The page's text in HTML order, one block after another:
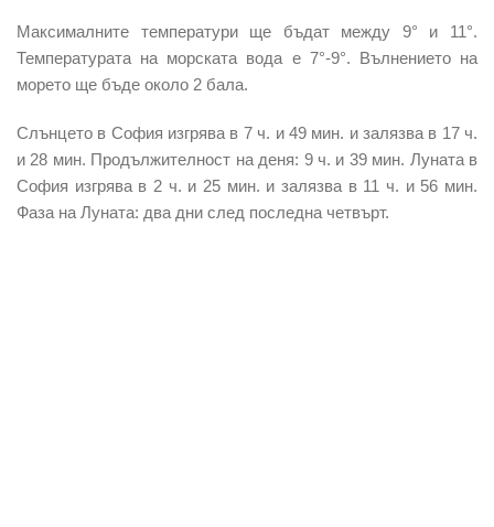
Максималните температури ще бъдат между 9° и 11°.
Температурата на морската вода е 7°-9°. Вълнението на
морето ще бъде около 2 бала.
Слънцето в София изгрява в 7 ч. и 49 мин. и залязва в 17 ч.
и 28 мин. Продължителност на деня: 9 ч. и 39 мин. Луната в
София изгрява в 2 ч. и 25 мин. и залязва в 11 ч. и 56 мин.
Фаза на Луната: два дни след последна четвърт.